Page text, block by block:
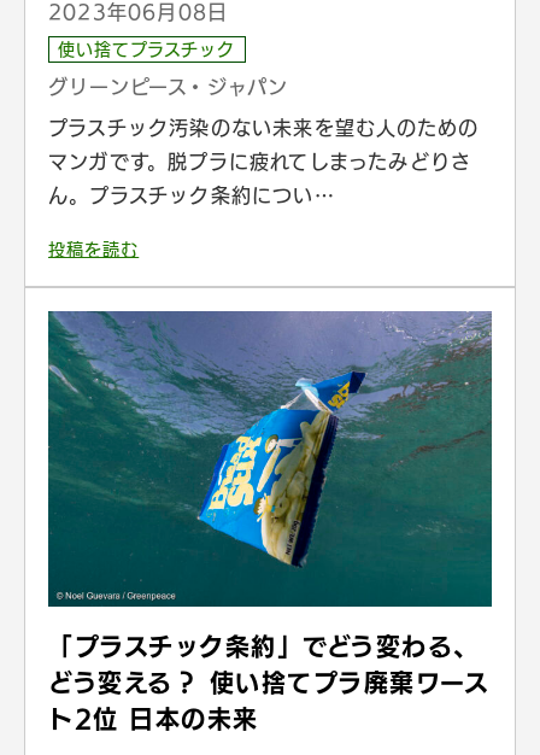
2023年06月08日
使い捨てプラスチック
グリーンピース・ジャパン
プラスチック汚染のない未来を望む人のための
マンガです。脱プラに疲れてしまったみどりさ
ん。プラスチック条約につい…
投稿を読む
「プラスチック条約」でどう変わる、
どう変える？ 使い捨てプラ廃棄ワース
ト2位 日本の未来